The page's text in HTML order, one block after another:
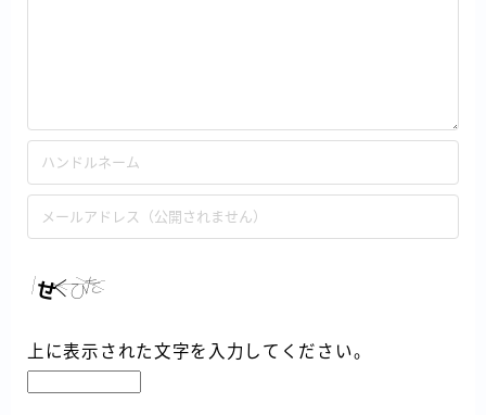
上に表示された文字を入力してください。